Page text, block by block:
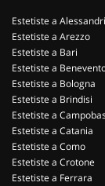
Estetiste a
Estetiste a Arezzo
Estetiste a Bari
Estetiste a
Estetiste a Bologna
Estetiste a Brindisi
Estetiste a
Estetiste a Catania
Estetiste a Como
Estetiste a Crotone
Estetiste a Ferrara